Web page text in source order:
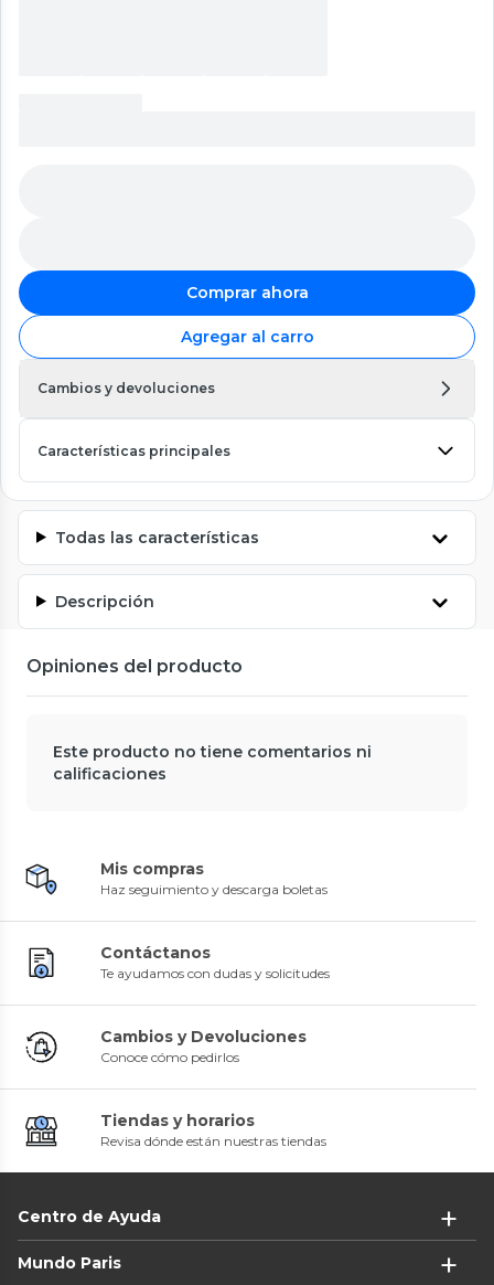
Comprar ahora
Agregar al carro
Cambios y devoluciones
Características principales
Todas las características
Descripción
Opiniones del producto
Este producto no tiene comentarios ni
calificaciones
Mis compras
Haz seguimiento y descarga boletas
Contáctanos
Te ayudamos con dudas y solicitudes
Cambios y Devoluciones
Conoce cómo pedirlos
Tiendas y horarios
Revisa dónde están nuestras tiendas
Centro de Ayuda
Mundo Paris